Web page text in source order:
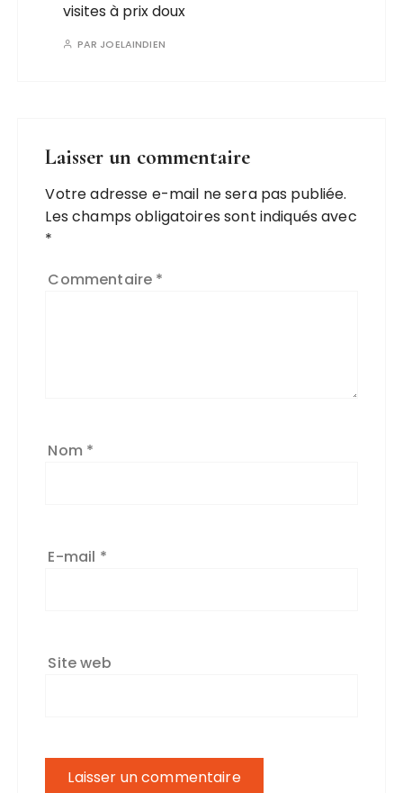
visites à prix doux
PAR JOELAINDIEN
Laisser un commentaire
Votre adresse e-mail ne sera pas publiée.
Les champs obligatoires sont indiqués avec
*
Commentaire *
Nom *
E-mail *
Site web